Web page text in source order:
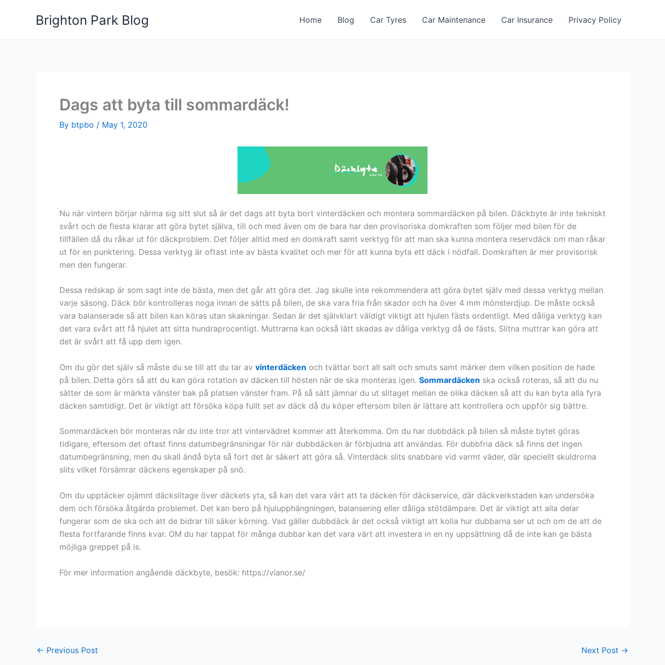
Brighton Park Blog Home Blog Car Tyres Car Maintenance Car Insurance Privacy Policy
Dags att byta till sommardäck!
By btpbo / May 1, 2020
Nu när vintern börjar närma sig sitt slut så är det dags att byta bort vinterdäcken och montera sommardäcken på bilen. Däckbyte är inte tekniskt
svårt och de flesta klarar att göra bytet själva, till och med även om de bara har den provisoriska domkraften som följer med bilen för de
tillfällen då du råkar ut för däckproblem. Det följer alltid med en domkraft samt verktyg för att man ska kunna montera reservdäck om man råkar
ut för en punktering. Dessa verktyg är oftast inte av bästa kvalitet och mer för att kunna byta ett däck i nödfall. Domkraften är mer provisorisk
men den fungerar.
Dessa redskap är som sagt inte de bästa, men det går att göra det. Jag skulle inte rekommendera att göra bytet själv med dessa verktyg mellan
varje säsong. Däck bör kontrolleras noga innan de sätts på bilen, de ska vara fria från skador och ha över 4 mm mönsterdjup. De måste också
vara balanserade så att bilen kan köras utan skakningar. Sedan är det självklart väldigt viktigt att hjulen fästs ordentligt. Med dåliga verktyg kan
det vara svårt att få hjulet att sitta hundraprocentigt. Muttrarna kan också lätt skadas av dåliga verktyg då de fästs. Slitna muttrar kan göra att
det är svårt att få upp dem igen.
Om du gör det själv så måste du se till att du tar av vinterdäcken och tvättar bort all salt och smuts samt märker dem vilken position de hade
på bilen. Detta görs så att du kan göra rotation av däcken till hösten när de ska monteras igen. Sommardäcken ska också roteras, så att du nu
sätter de som är märkta vänster bak på platsen vänster fram. På så sätt jämnar du ut slitaget mellan de olika däcken så att du kan byta alla fyra
däcken samtidigt. Det är viktigt att försöka köpa fullt set av däck då du köper eftersom bilen är lättare att kontrollera och uppför sig bättre.
Sommardäcken bör monteras när du inte tror att vintervädret kommer att återkomma. Om du har dubbdäck på bilen så måste bytet göras
tidigare, eftersom det oftast finns datumbegränsningar för när dubbdäcken är förbjudna att användas. För dubbfria däck så finns det ingen
datumbegränsning, men du skall ändå byta så fort det är säkert att göra så. Vinterdäck slits snabbare vid varmt väder, där speciellt skuldrorna
slits vilket försämrar däckens egenskaper på snö.
Om du upptäcker ojämnt däckslitage över däckets yta, så kan det vara värt att ta däcken för däckservice, där däckverkstaden kan undersöka
dem och försöka åtgärda problemet. Det kan bero på hjulupphängningen, balansering eller dåliga stötdämpare. Det är viktigt att alla delar
fungerar som de ska och att de bidrar till säker körning. Vad gäller dubbdäck är det också viktigt att kolla hur dubbarna ser ut och om de att de
flesta fortfarande finns kvar. OM du har tappat för många dubbar kan det vara värt att investera in en ny uppsättning då de inte kan ge bästa
möjliga greppet på is.
För mer information angående däckbyte, besök: https://vianor.se/
← Previous Post Next Post →